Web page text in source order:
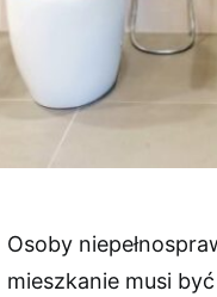
Osoby
mieszkanie musi